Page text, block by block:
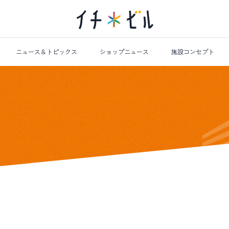
ニュース＆トピックス ショップニュース 施設コンセプト